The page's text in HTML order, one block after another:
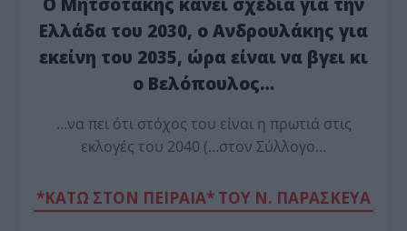
Ελλάδα του 2030, ο Ανδρουλάκης για
εκείνη του 2035, ώρα είναι να βγει κι
ο Βελόπουλος…
…να πει ότι στόχος του είναι η πρωτιά στις
εκλογές του 2040 (…στον Σύλλογο…
*ΚΑΤΩ ΣΤΟΝ ΠΕΙΡΑΙΑ* ΤΟΥ Ν. ΠΑΡΑΣΚΕΥΑ